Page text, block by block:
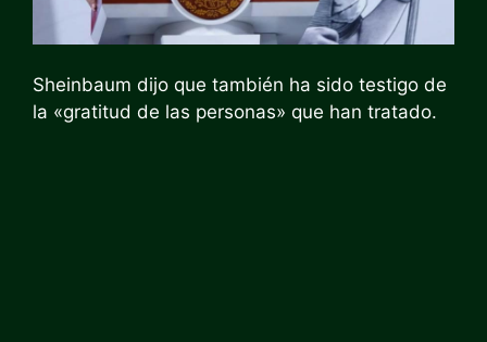
Sheinbaum dijo que también ha sido testigo de
la «gratitud de las personas» que han tratado.